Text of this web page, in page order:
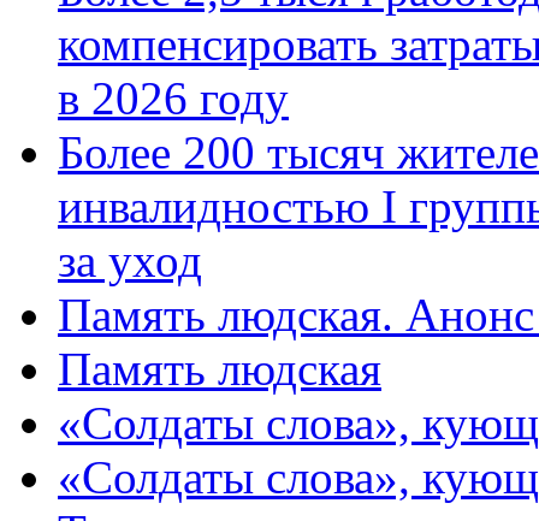
компенсировать
в 2026 году
Более 200 тысяч
инвалидностью I
за уход
Память людская.
Память людская
«Солдаты слова»,
«Солдаты слова»,